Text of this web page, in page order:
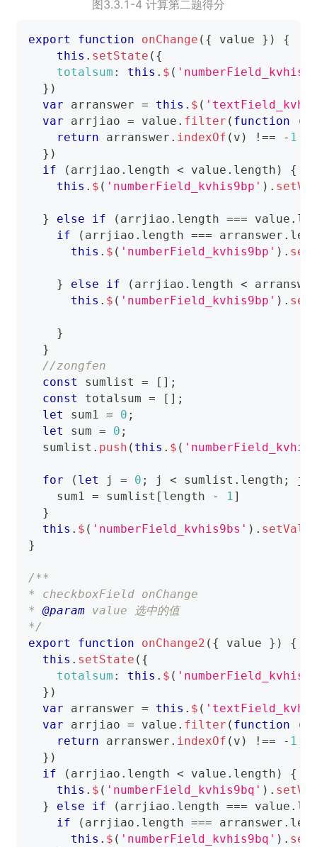
图3.3.1-4 计算第二题得分
export function onChange ( { value } )
{
this . setState ( {
totalsum : this . $ (
} )
var arranswer = this . $ (
var arrjiao = value . filter ( function (
return arranswer . indexOf ( v ) !== - 1
} )
if
( arrjiao . length < value . length )
{
this . $ ( 'numberField_kvhis9bp' ) .
} else if ( arrjiao . length === value .
if
( arrjiao . length === arranswer .
this . $ ( 'numberField_kvhis9bp' ) .
} else if ( arrjiao . length <
this . $ ( 'numberField_kvhis9bp' ) .
}
}
//zongfen
const
sumlist = [ ] ;
const
totalsum = [ ] ;
let
sum1 = 0 ;
let
sum = 0 ;
  sumlist
. push ( this . $ (
for ( let j = 0 ; j < sumlist . length ; j
    sum1
= sumlist [ length - 1]
}
this . $ ( 'numberField_kvhis9bs' ) .
}
/**
* checkboxField onChange
* @param value 选中的值
*/
export
function onChange2 ( { value } )
{
this . setState ( {
totalsum : this . $ (
} )
var arranswer = this . $ (
var arrjiao = value . filter ( function (
return arranswer . indexOf ( v ) !== - 1
} )
if
( arrjiao . length < value . length )
{
this . $ ( 'numberField_kvhis9bq' ) .
}
else if ( arrjiao . length === value .
if
( arrjiao . length === arranswer .
this . $ ( 'numberField_kvhis9bq' ) .